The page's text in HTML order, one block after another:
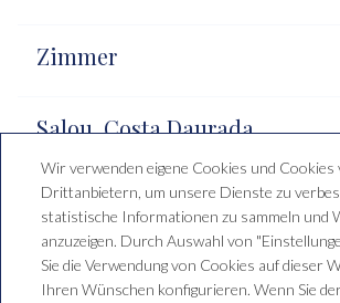
Zimmer
Salou, Costa Daurada
Buchungsbedingungen
Wir verwenden eigene Cookies und Cookies
Drittanbietern, um unsere Dienste zu
statistische Informationen zu sammeln und
anzuzeigen. Durch Auswahl von
Sie die Verwendung von Cookies auf dieser
Ihren Wünschen konfigurieren. Wenn Sie